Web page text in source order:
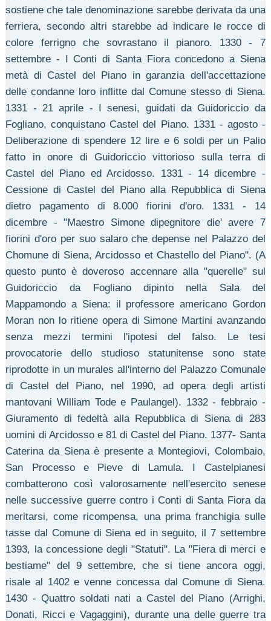
sostiene che tale denominazione sarebbe derivata da una
ferriera, secondo altri starebbe ad indicare le rocce di
colore ferrigno che sovrastano il pianoro. 1330 - 7
settembre - I Conti di Santa Fiora concedono a Siena
metà di Castel del Piano in garanzia dell'accettazione
delle condanne loro inflitte dal Comune stesso di Siena.
1331 - 21 aprile - I senesi, guidati da Guidoriccio da
Fogliano, conquistano Castel del Piano. 1331 - agosto -
Deliberazione di spendere 12 lire e 6 soldi per un Palio
fatto in onore di Guidoriccio vittorioso sulla terra di
Castel del Piano ed Arcidosso. 1331 - 14 dicembre -
Cessione di Castel del Piano alla Repubblica di Siena
dietro pagamento di 8.000 fiorini d'oro. 1331 - 14
dicembre - "Maestro Simone dipegnitore die' avere 7
fiorini d'oro per suo salaro che depense nel Palazzo del
Chomune di Siena, Arcidosso et Chastello del Piano". (A
questo punto è doveroso accennare alla "querelle" sul
Guidoriccio da Fogliano dipinto nella Sala del
Mappamondo a Siena: il professore americano Gordon
Moran non lo ritiene opera di Simone Martini avanzando
senza mezzi termini l'ipotesi del falso. Le tesi
provocatorie dello studioso statunitense sono state
riprodotte in un murales all'interno del Palazzo Comunale
di Castel del Piano, nel 1990, ad opera degli artisti
mantovani William Tode e Paulangel). 1332 - febbraio -
Giuramento di fedeltà alla Repubblica di Siena di 283
uomini di Arcidosso e 81 di Castel del Piano. 1377- Santa
Caterina da Siena è presente a Montegiovi, Colombaio,
San Processo e Pieve di Lamula. I Castelpianesi
combatterono così valorosamente nell'esercito senese
nelle successive guerre contro i Conti di Santa Fiora da
meritarsi, come ricompensa, una prima franchigia sulle
tasse dal Comune di Siena ed in seguito, il 7 settembre
1393, la concessione degli "Statuti". La "Fiera di merci e
bestiame" del 9 settembre, che si tiene ancora oggi,
risale al 1402 e venne concessa dal Comune di Siena.
1430 - Quattro soldati nati a Castel del Piano (Arrighi,
Donati, Ricci e Vagaggini), durante una delle guerre tra